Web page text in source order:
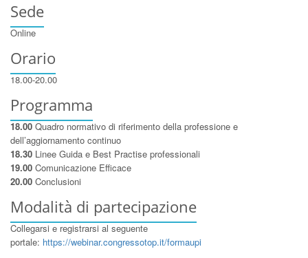
Sede
Online
Orario
18.00-20.00
Programma
18.00 Quadro normativo di riferimento della professione e
dell’aggiornamento continuo
18.30 Linee Guida e Best Practise professionali
19.00 Comunicazione Efficace
20.00 Conclusioni
Modalità di partecipazione
Collegarsi e registrarsi al seguente
portale: https://webinar.congressotop.it/formaupi